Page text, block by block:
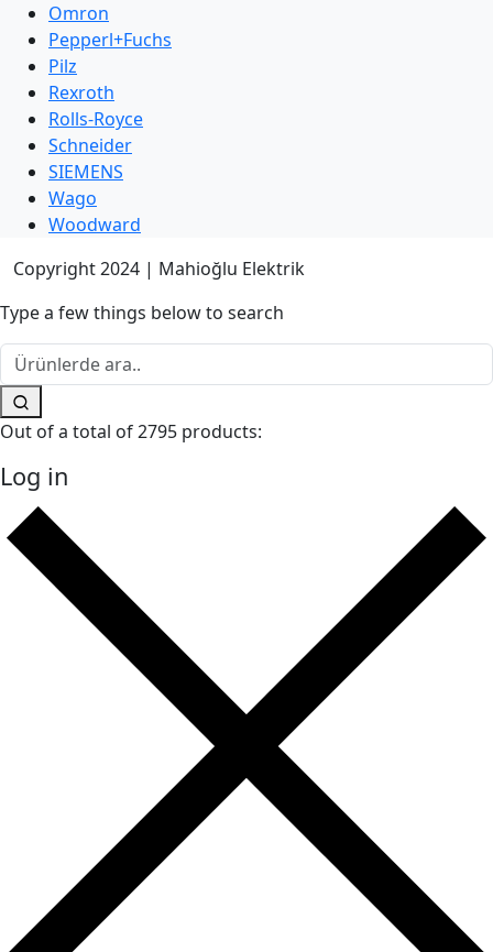
Omron
Pepperl+Fuchs
Pilz
Rexroth
Rolls-Royce
Schneider
SIEMENS
Wago
Woodward
Copyright 2024 | Mahioğlu Elektrik
Type a few things below to search
Out of a total of 2795 products:
Log in